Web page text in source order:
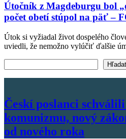
Útočník z Magdeburgu bol
počet obetí stúpol na päť –
Útok si vyžiadal život dospelého
uviedli, že nemožno vylúčiť ďalšie
Českí poslanci
komunizmu, nový
od nového roka